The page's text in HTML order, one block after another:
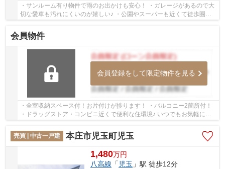
・サンルーム有り物件で雨のお出かけも安心！ ・ガレージがあるので大
切な愛車も汚れにくいのが嬉しい♪ ・公園やスーパーも近くて徒歩圏内
会員物件
会員登録をして限定物件を見る
・全室収納スペース付！お片付けが捗ります！ ・バルコニー2箇所付！
・ドラッグストア・コンビニ近くで便利な住環境♪ いつでもお気軽にお
売買 | 中古一戸建
本庄市児玉町児玉
1,480万円
八高線 「 児玉 」駅 徒歩12分